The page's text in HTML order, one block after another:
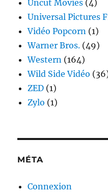
Uncut Movies (4)
Universal Pictures
Vidéo Popcorn (1)
Warner Bros. (49)
Western (164)
Wild Side Vidéo
ZED (1)
Zylo (1)
MÉTA
Connexion